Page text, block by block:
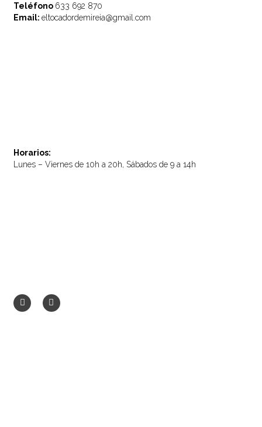
Horarios:
Lunes – Viernes de 10h a 20h, Sábados de 9 a 14h
Teléfono 633 692 870
Email:eltocadordemireia@gmail.com